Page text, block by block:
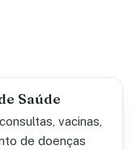
Saúde
vacinas,
de doenças